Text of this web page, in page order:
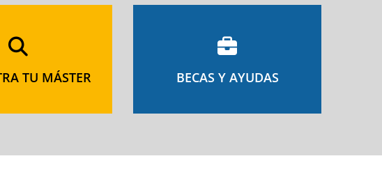
TU MÁSTER BECAS Y AYUDAS